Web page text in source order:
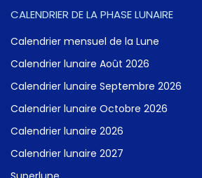
CALENDRIER DE LA PHASE LUNAIRE
Calendrier mensuel de la Lune
Calendrier lunaire Août 2026
Calendrier lunaire Septembre 2026
Calendrier lunaire Octobre 2026
Calendrier lunaire 2026
Calendrier lunaire 2027